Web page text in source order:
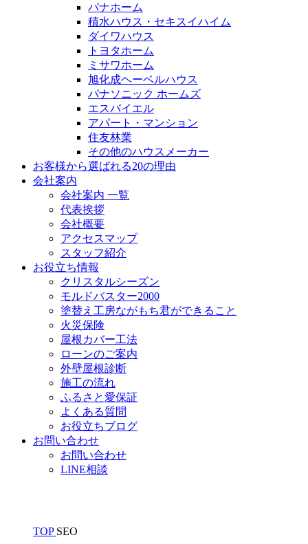
パナホーム
積水ハウス・セキスイハイム
ダイワハウス
トヨタホーム
ミサワホーム
旭化成ヘーベルハウス
パナソニック ホームズ
エスバイエル
アパート・マンション
住友林業
その他のハウスメーカー
お客様から選ばれる20の理由
会社案内
会社案内 一覧
代表挨拶
会社概要
アクセスマップ
スタッフ紹介
お役立ち情報
クリスタルシーズン
モルドバスター2000
塗替え工房ながもち君ができること
火災保険
屋根カバー工法
ローンのご案内
外壁屋根診断
施工の流れ
ふるさと愛保証
よくある質問
お役立ちブログ
お問い合わせ
お問い合わせ
LINE相談
TOP SEO